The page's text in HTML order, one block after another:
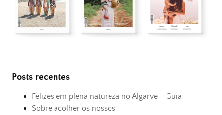
Posts recentes
Felizes em plena natureza no Algarve – Guia
Sobre acolher os nossos